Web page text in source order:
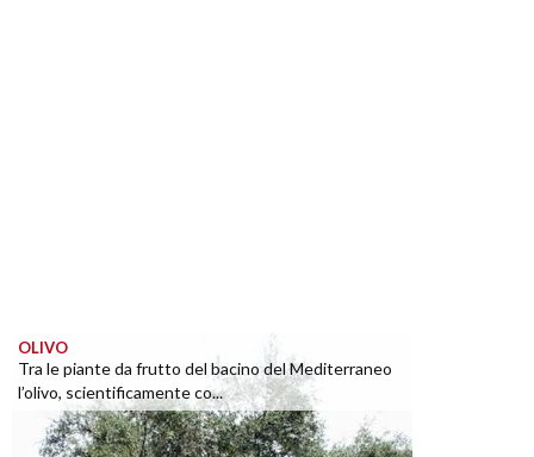
OLIVO
Tra le piante da frutto del bacino del Mediterraneo
l’olivo, scientificamente co...